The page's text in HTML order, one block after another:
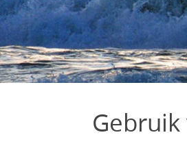
Gebruik